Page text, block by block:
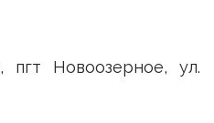
, пгт Новоозерное, ул.